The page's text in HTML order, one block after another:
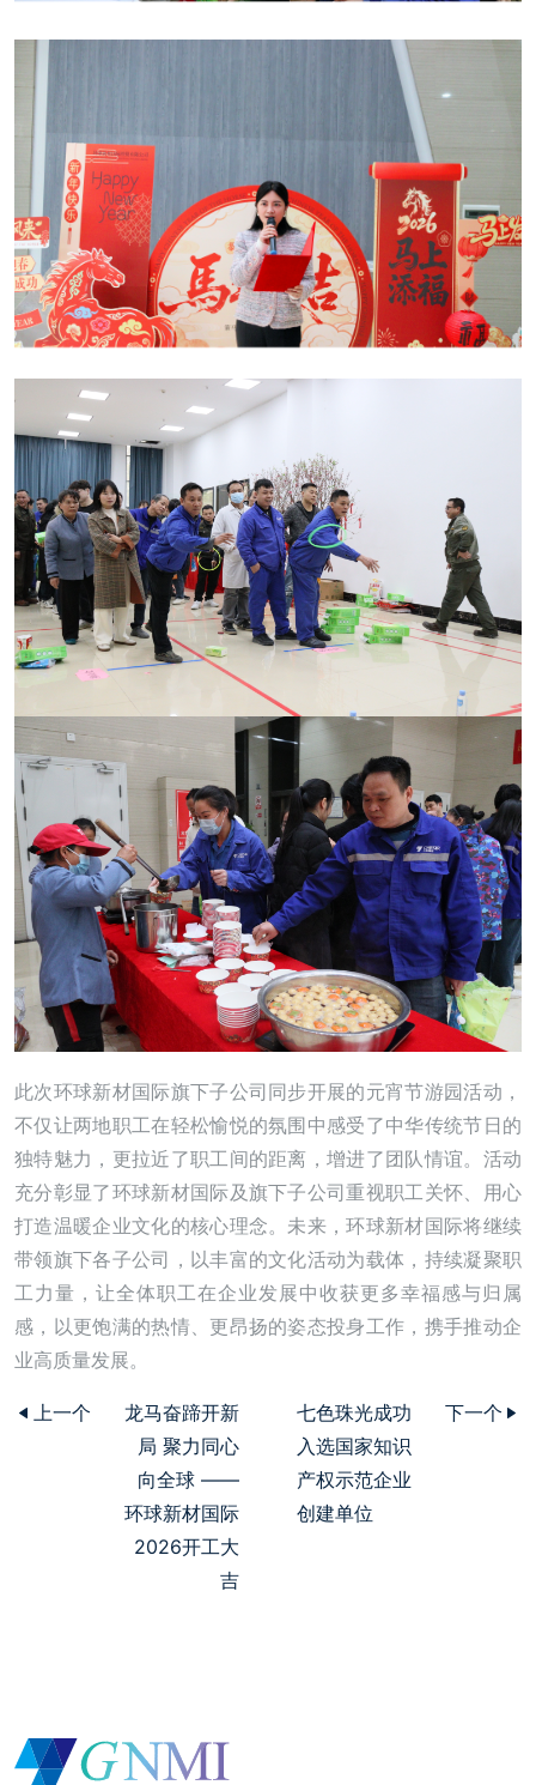
此次环球新材国际旗下子公司同步开展的元宵节游园活动，
不仅让两地职工在轻松愉悦的氛围中感受了中华传统节日的
独特魅力，更拉近了职工间的距离，增进了团队情谊。活动
充分彰显了环球新材国际及旗下子公司重视职工关怀、用心
打造温暖企业文化的核心理念。未来，环球新材国际将继续
带领旗下各子公司，以丰富的文化活动为载体，持续凝聚职
工力量，让全体职工在企业发展中收获更多幸福感与归属
感，以更饱满的热情、更昂扬的姿态投身工作，携手推动企
业高质量发展。
上一个
龙马奋蹄开新
局 聚力同心
向全球 ——
环球新材国际
2026开工大
吉
七色珠光成功
入选国家知识
产权示范企业
创建单位
下一个